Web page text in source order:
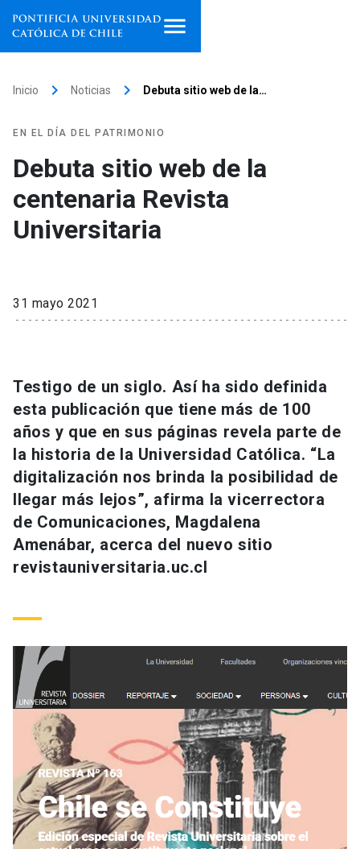
institutos
Investigación
Información para keyboard_arrow_down
Futuros estudiantes
Estudiantes
Académicos
Personal
Padres y familia
Vecinos
Go to english site launch
ACCESOS DIRECTOS
Admisión launch
Mi Cuenta UC
Medios
Donaciones
Inicio keyboard_arrow_right Noticias keyboard_arrow_right Debuta sitio web de la…
EN EL DÍA DEL PATRIMONIO
Debuta sitio web de la
centenaria Revista
Universitaria
31 mayo 2021
Testigo de un siglo. Así ha sido definida
esta publicación que tiene más de 100
años y que en sus páginas revela parte de
la historia de la Universidad Católica. “La
digitalización nos brinda la posibilidad de
llegar más lejos”, afirma la vicerrectora
de Comunicaciones, Magdalena
Amenábar, acerca del nuevo sitio
revistauniversitaria.uc.cl